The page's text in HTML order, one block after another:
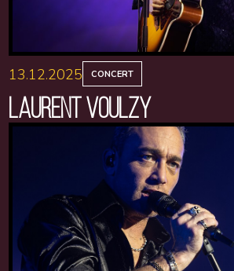
13.12.2025 CONCERT
LAURENT VOULZY